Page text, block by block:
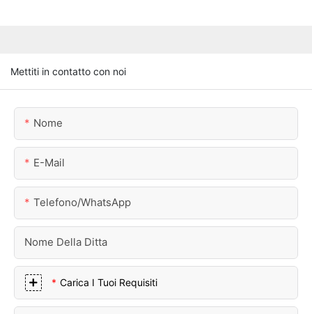
Mettiti in contatto con noi
Nome
E-Mail
Telefono/WhatsApp
Nome Della Ditta
Carica I Tuoi Requisiti